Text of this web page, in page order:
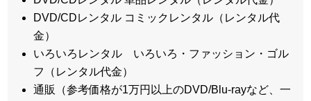
DVD/CDレンタル コミックレンタル（レンタル代
金）
いろいろレンタル いろいろ・ファッション・ゴル
フ（レンタル代金）
通販（参考価格が1万円以上のDVD/Blu-rayなど、一